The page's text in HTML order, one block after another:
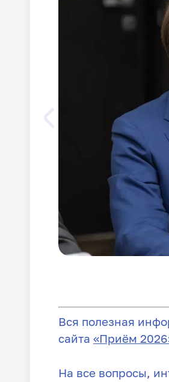
Вся полезная
сайта «Приём
На все вопросы,